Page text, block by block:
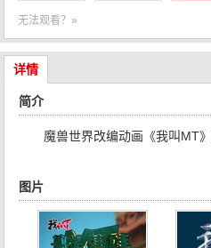
无法观看？»
详情
简介
魔兽世界改编动画《我叫MT
图片